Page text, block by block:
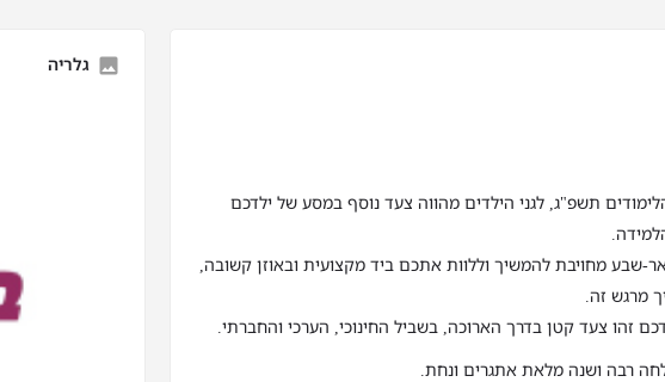
תשפ"ג, לגני הילדים מהווה צעד נוסף במסע של ילדכם
שבע מחויבת להמשיך וללוות אתכם ביד מקצועית ובאוזן קשובה,
מרגש זה.
זהו צעד קטן בדרך הארוכה, בשביל החינוכי, הערכי והחברתי.
רבה ושנה מלאת אתגרים ונחת.
גלריה